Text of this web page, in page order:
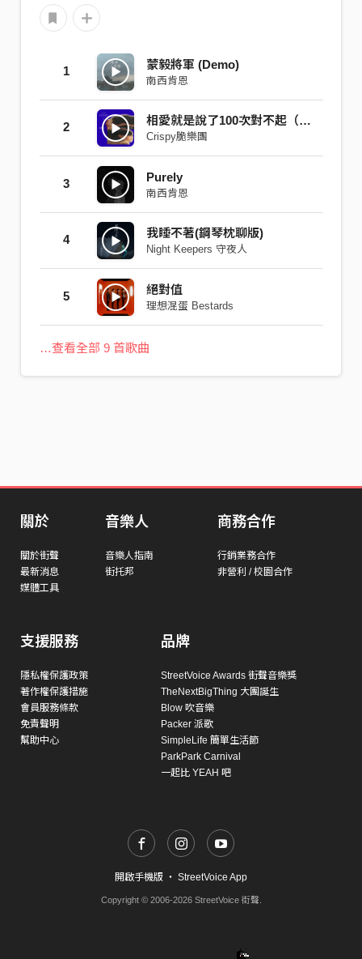
1 蒙毅將軍 (Demo)
南西肯恩
2 相愛就是說了100次對不起（把我變成你ver.）
Crispy脆樂團
3 Purely
南西肯恩
4 我睡不著(鋼琴枕聊版)
Night Keepers 守夜人
5 絕對值
理想混蛋 Bestards
…查看全部 9 首歌曲
關於
關於街聲
最新消息
媒體工具
音樂人
音樂人指南
街托邦
商務合作
行銷業務合作
非營利 / 校園合作
支援服務
隱私權保護政策
著作權保護措施
會員服務條款
免責聲明
幫助中心
品牌
StreetVoice Awards 街聲音樂獎
TheNextBigThing 大團誕生
Blow 吹音樂
Packer 派歌
SimpleLife 簡單生活節
ParkPark Carnival
一起比 YEAH 吧
開啟手機版 ・ StreetVoice App
Copyright © 2006-2026 StreetVoice 街聲.